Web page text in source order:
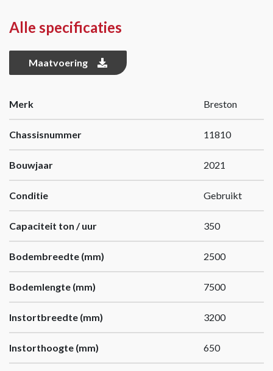
Alle specificaties
Maatvoering
Merk Breston
Chassisnummer 11810
Bouwjaar 2021
Conditie Gebruikt
Capaciteit ton / uur 350
Bodembreedte (mm) 2500
Bodemlengte (mm) 7500
Instortbreedte (mm) 3200
Instorthoogte (mm) 650